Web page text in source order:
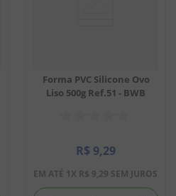
Forma PVC Silicone Ovo
Liso 500g Ref.51 - BWB
R$ 9,29
EM ATÉ 1X R$ 9,29 SEM JUROS